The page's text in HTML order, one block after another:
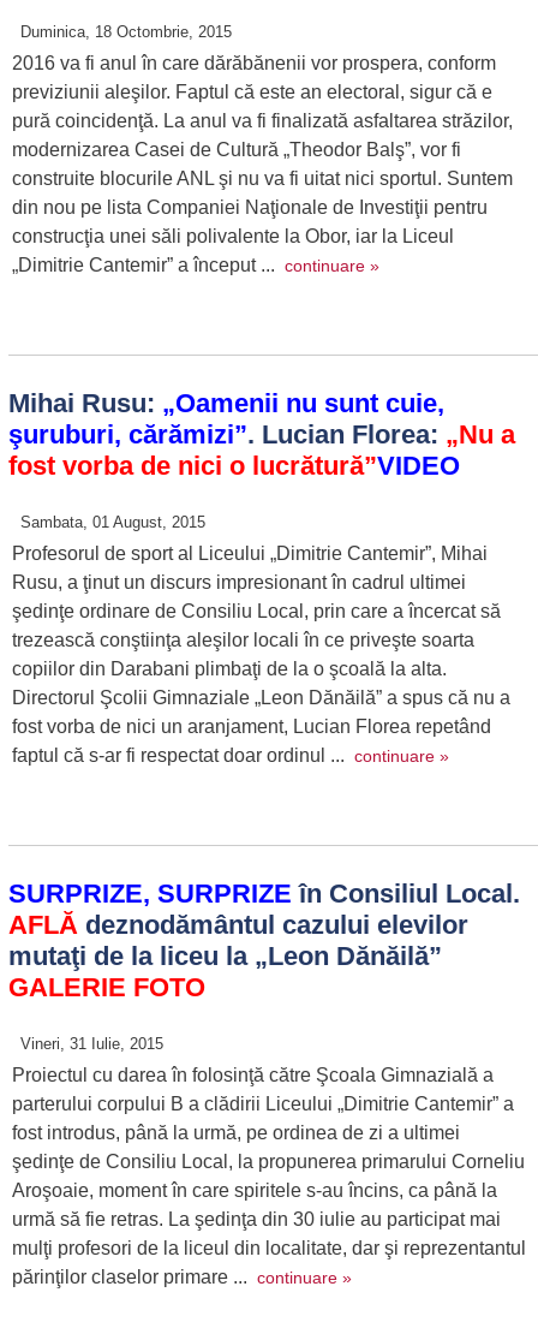
Duminica, 18 Octombrie, 2015
2016 va fi anul în care dărăbănenii vor prospera, conform
previziunii aleşilor. Faptul că este an electoral, sigur că e
pură coincidenţă. La anul va fi finalizată asfaltarea străzilor,
modernizarea Casei de Cultură „Theodor Balş”, vor fi
construite blocurile ANL şi nu va fi uitat nici sportul. Suntem
din nou pe lista Companiei Naţionale de Investiţii pentru
construcţia unei săli polivalente la Obor, iar la Liceul
„Dimitrie Cantemir” a început ... continuare »
Mihai Rusu: „Oamenii nu sunt cuie,
şuruburi, cărămizi”. Lucian Florea: „Nu a
fost vorba de nici o lucrătură”VIDEO
Sambata, 01 August, 2015
Profesorul de sport al Liceului „Dimitrie Cantemir”, Mihai
Rusu, a ţinut un discurs impresionant în cadrul ultimei
şedinţe ordinare de Consiliu Local, prin care a încercat să
trezească conştiinţa aleşilor locali în ce priveşte soarta
copiilor din Darabani plimbaţi de la o şcoală la alta.
Directorul Şcolii Gimnaziale „Leon Dănăilă” a spus că nu a
fost vorba de nici un aranjament, Lucian Florea repetând
faptul că s-ar fi respectat doar ordinul ... continuare »
SURPRIZE, SURPRIZE în Consiliul Local.
AFLĂ deznodământul cazului elevilor
mutaţi de la liceu la „Leon Dănăilă”
GALERIE FOTO
Vineri, 31 Iulie, 2015
Proiectul cu darea în folosinţă către Şcoala Gimnazială a
parterului corpului B a clădirii Liceului „Dimitrie Cantemir” a
fost introdus, până la urmă, pe ordinea de zi a ultimei
şedinţe de Consiliu Local, la propunerea primarului Corneliu
Aroşoaie, moment în care spiritele s-au încins, ca până la
urmă să fie retras. La şedinţa din 30 iulie au participat mai
mulţi profesori de la liceul din localitate, dar şi reprezentantul
părinţilor claselor primare ... continuare »